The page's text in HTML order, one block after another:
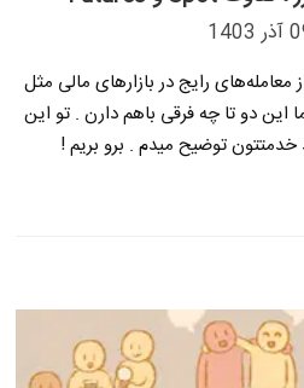
1403
معامله‌های رایج در بازارهای مالی مثل
این دو تا چه فرقی باهم دارن . تو این
توضیح میدم . برو بریم !